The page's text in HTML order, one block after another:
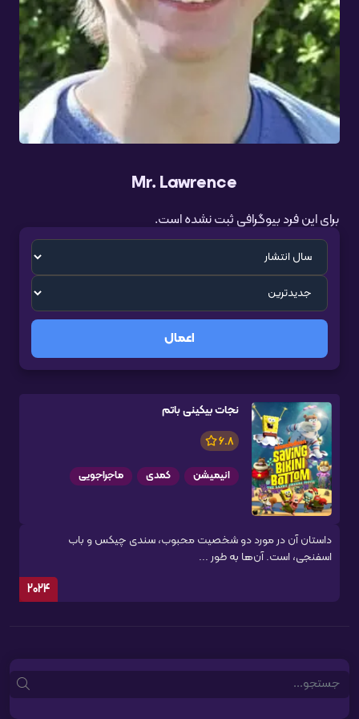
Mr. Lawrence
برای این فرد بیوگرافی ثبت نشده است.
اعمال
نجات بیکینی باتم
6.8
انیمیشن کمدی ماجراجویی
داستان آن در مورد دو شخصیت محبوب، سندی چیکس و باب
اسفنجی، است. آن‌ها به طور ...
2024
Search